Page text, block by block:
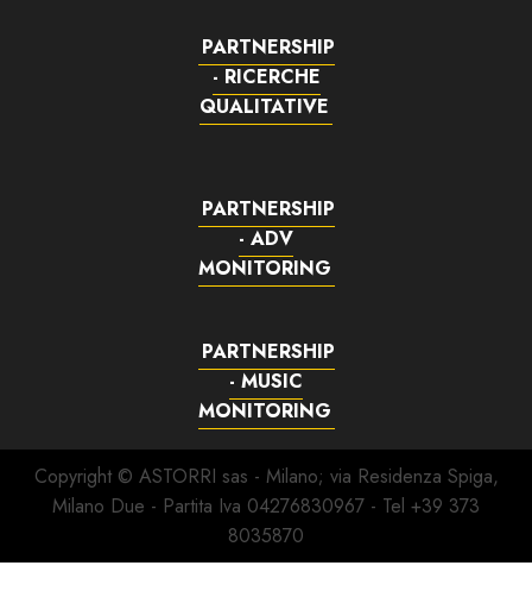
PARTNERSHIP
- RICERCHE
QUALITATIVE
PARTNERSHIP
- ADV
MONITORING
PARTNERSHIP
- MUSIC
MONITORING
Copyright © ASTORRI sas - Milano; via Residenza Spiga,
Milano Due - Partita Iva 04276830967 - Tel +39 373
8035870